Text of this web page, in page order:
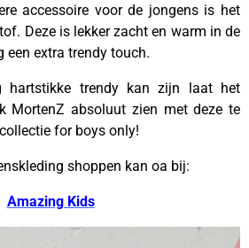
accessoire voor de jongens is het
Deze is lekker zacht en warm in de
een extra trendy touch.
hartstikke trendy kan zijn laat het
MortenZ absoluut zien met deze te
for boys only!
shoppen kan oa bij:
Amazing Kids